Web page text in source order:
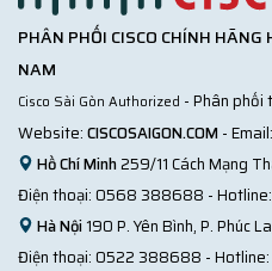
PHÂN PHỐI CISCO CHÍNH
NAM
Cisco Sài Gòn Authorized - Phân phối
Website:CISCOSAIGON.COM - Email:
Hồ Chí Minh259/11 Cách Mạng
Điện thoại:0568 388688 - Hotline:
Hà Nội190 P. Yên Bình, P. Phúc
Điện thoại:0522 388688 - Hotline: